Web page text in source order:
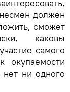
должен
сможет
каковы
самого
окупаемости
ни одного